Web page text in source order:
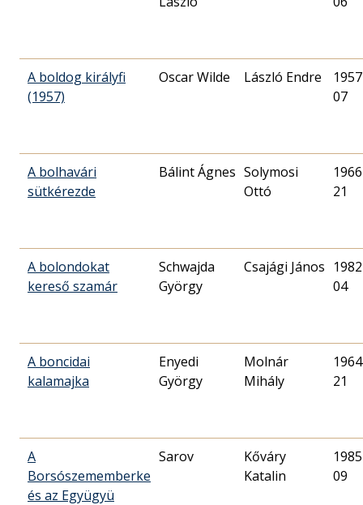
A boldog királyfi
(1957)
Oscar Wilde László Endre
07
A bolhavári
sütkérezde
Bálint Ágnes Solymosi
Ottó
21
A bolondokat
kereső szamár
Schwajda
György
Csajági János
04
A boncidai
kalamajka
Enyedi
György
Molnár
Mihály
21
A
Borsószememberke
és az Együgyü
Sarov
Kőváry
Katalin
09